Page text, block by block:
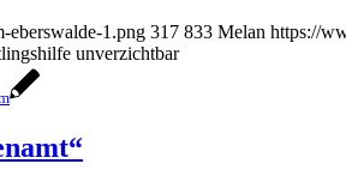
eberswalde-1.png 317 833 Melan https://
unverzichtbar